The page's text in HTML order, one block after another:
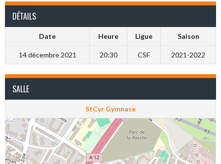
DÉTAILS
Date Heure Ligue Saison
14 décembre 2021 20:30 CSF 2021-2022
SALLE
StCyr Gymnase